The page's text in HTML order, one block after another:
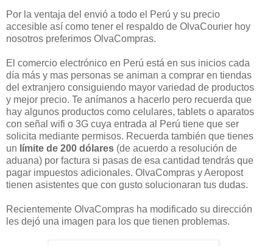
Por la ventaja del envió a todo el Perú y su precio
accesible así como tener el respaldo de OlvaCourier hoy
nosotros preferimos OlvaCompras.
El comercio electrónico en Perú está en sus inicios cada
día más y mas personas se animan a comprar en tiendas
del extranjero consiguiendo mayor variedad de productos
y mejor precio. Te anímanos a hacerlo pero recuerda que
hay algunos productos como celulares, tablets o aparatos
con señal wifi o 3G cuya entrada al Perú tiene que ser
solicita mediante permisos. Recuerda también que tienes
un límite de 200 dólares (de acuerdo a resolución de
aduana) por factura si pasas de esa cantidad tendrás que
pagar impuestos adicionales. OlvaCompras y Aeropost
tienen asistentes que con gusto solucionaran tus dudas.
Recientemente OlvaCompras ha modificado su dirección
les dejó una imagen para los que tienen problemas.